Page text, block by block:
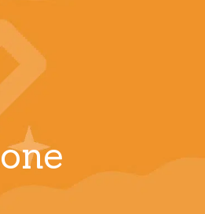
Comunicazione
E